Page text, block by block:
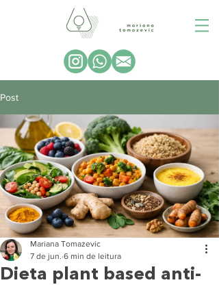
Post
Dieta plant based anti-
Mariana Tomazevic
7 de jun. 6 min de leitura